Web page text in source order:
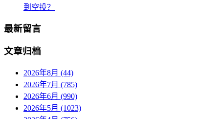
到空投？
最新留言
文章归档
2026年8月 (44)
2026年7月 (785)
2026年6月 (990)
2026年5月 (1023)